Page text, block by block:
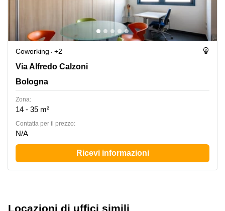
Coworking
+2
Via Alfredo Calzoni 1/3, Bologna
Via Alfredo Calzoni
Bologna
Zona:
14 - 35 m²
Сontatta per il prezzo:
N/A
Ricevi informazioni
Locazioni di uffici simili